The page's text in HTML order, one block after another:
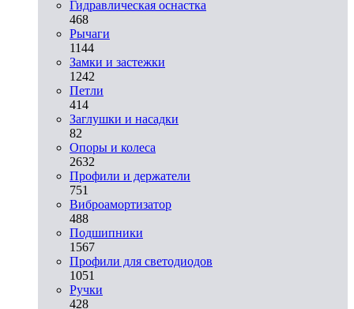
Гидравлическая оснастка
468
Рычаги
1144
Замки и застежки
1242
Петли
414
Заглушки и насадки
82
Опоры и колеса
2632
Профили и держатели
751
Виброамортизатор
488
Подшипники
1567
Профили для светодиодов
1051
Ручки
428